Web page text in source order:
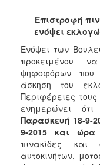
2017
2015
2013
2012
2011
2010
2006
Επιστροφή
ενόψει
Ενόψει των
προκειμένου
ψηφοφόρων που
άσκηση του
Περιφέρειες
ενημερώνει
Παρασκευή 18-9-
9-2015 και ώρα
πινακίδες
αυτοκινήτων,